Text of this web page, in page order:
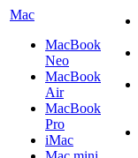
Mac
MacBook
Neo
MacBook
Air
MacBook
Pro
iMac